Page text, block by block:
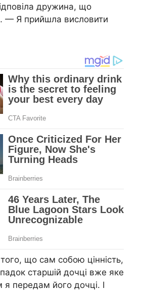
дружина, що
— Я прийшла висловити
що сам собою цінність,
старшій дочці вже яке
я передам його дочці. І